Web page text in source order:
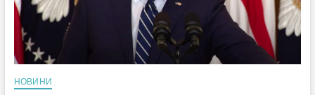
НОВИНИ